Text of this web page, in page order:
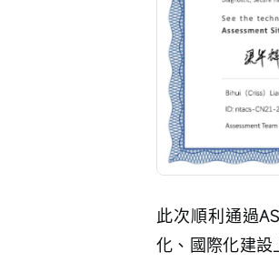
此次順利通過
化、國際化建